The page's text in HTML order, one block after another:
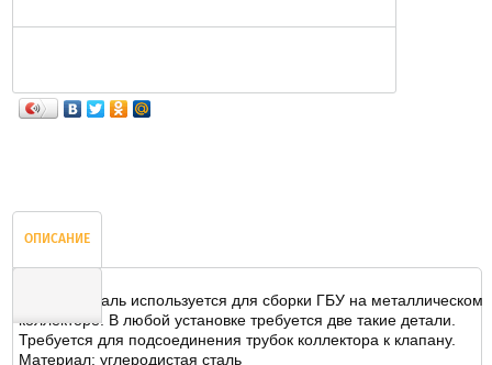
ОПИСАНИЕ
ОТЗЫВЫ
Данная деталь используется для сборки ГБУ на металлическом
коллекторе. В любой установке требуется две такие детали.
Требуется для подсоединения трубок коллектора к клапану.
Материал: углеродистая сталь